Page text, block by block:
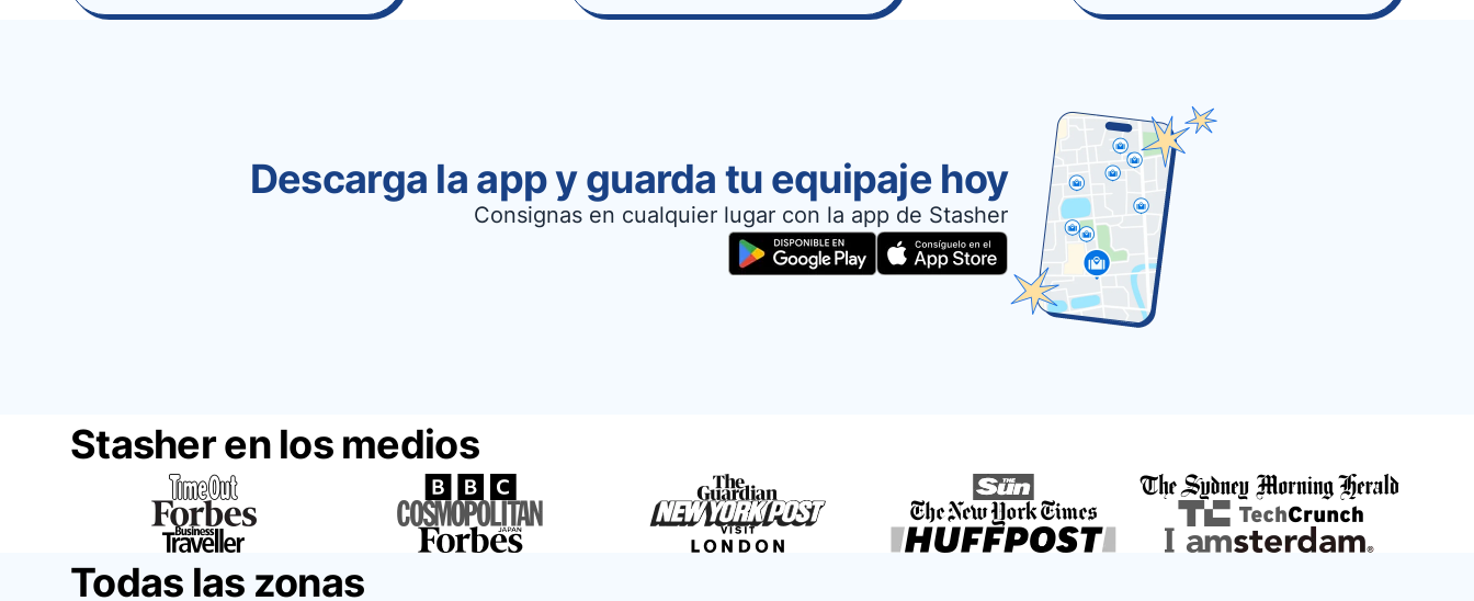
Descarga la app y guarda tu equipaje hoy
Consignas en cualquier lugar con la app de Stasher
Stasher en los medios
Todas las zonas